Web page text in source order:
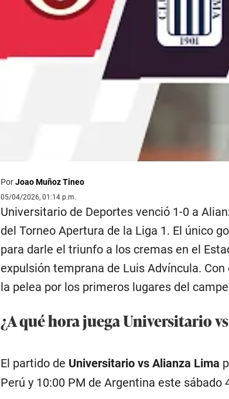
PorJoao Muñoz Tineo
05/04/2026, 01:14 p.m.
Universitario de Deportes venció 1-0 a
del Torneo Apertura de la Liga 1. El único
para darle el triunfo a los cremas en el
expulsión temprana de Luis Advíncula.
la pelea por los primeros lugares del
¿A qué hora juega Universitario
El partido de Universitario vs Alianza Lima
Perú y 10:00 PM de Argentina este